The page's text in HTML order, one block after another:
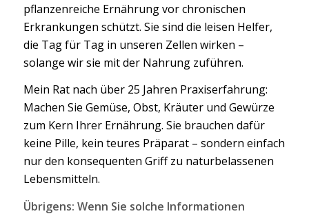
pflanzenreiche Ernährung vor chronischen
Erkrankungen schützt. Sie sind die leisen Helfer,
die Tag für Tag in unseren Zellen wirken –
solange wir sie mit der Nahrung zuführen.
Mein Rat nach über 25 Jahren Praxiserfahrung:
Machen Sie Gemüse, Obst, Kräuter und Gewürze
zum Kern Ihrer Ernährung. Sie brauchen dafür
keine Pille, kein teures Präparat – sondern einfach
nur den konsequenten Griff zu naturbelassenen
Lebensmitteln.
Übrigens: Wenn Sie solche Informationen